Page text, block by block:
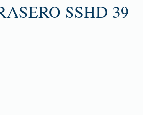
SSHD 39